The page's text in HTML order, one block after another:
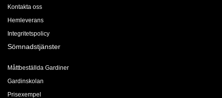
Kontakta oss
Hemleverans
Integritetspolicy
Sömnadstjänster
Måttbeställda Gardiner
Gardinskolan
Prisexempel